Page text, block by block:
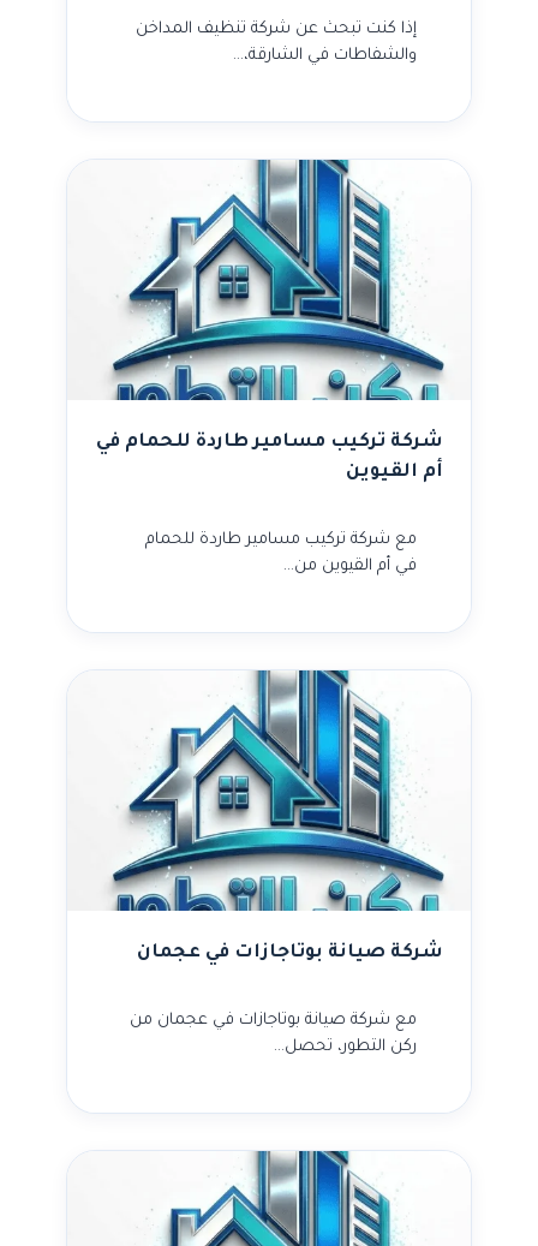
إذا كنت تبحث عن شركة تنظيف المداخن
والشفاطات في الشارقة،…
شركة تركيب مسامير طاردة للحمام في
أم القيوين
مع شركة تركيب مسامير طاردة للحمام
في أم القيوين من…
شركة صيانة بوتاجازات في عجمان
مع شركة صيانة بوتاجازات في عجمان من
ركن التطور، تحصل…